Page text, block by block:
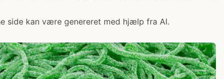
side kan være genereret med hjælp fra AI.